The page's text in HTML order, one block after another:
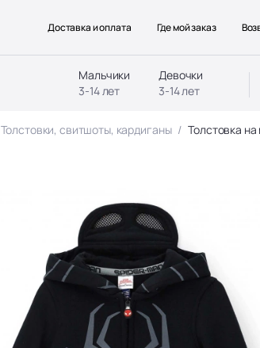
Мальчики
3-14 лет
Девочки
3-14 лет
Доставка и оплата Где мой заказ
Толстовки, свитшоты, кардиганы Толстовка